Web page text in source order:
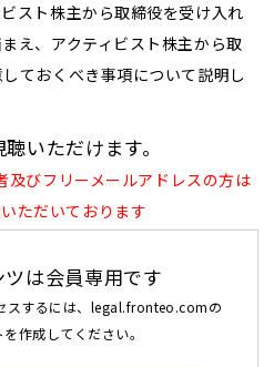
スト株主から取締役を受け入れ
え、アクティビスト株主から取
ておくべき事項について説明し
いただけます。
及びフリーメールアドレスの方は
ただいております
は会員専用です
スするには、legal.fronteo.comの
作成してください。